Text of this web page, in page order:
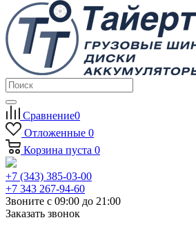
Сравнение0
Отложенные 0
Корзина пуста 0
+7 (343) 385-03-00
+7 343 267-94-60
Звоните с 09:00 до 21:00
Заказать звонок